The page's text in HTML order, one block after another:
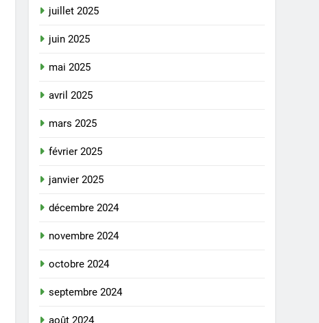
juillet 2025
juin 2025
mai 2025
avril 2025
mars 2025
février 2025
janvier 2025
décembre 2024
novembre 2024
octobre 2024
septembre 2024
août 2024